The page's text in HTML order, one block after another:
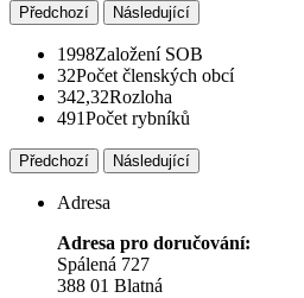
Předchozí Následující
1998Založení SOB
32Počet členských obcí
342,32Rozloha
491Počet rybníků
Předchozí Následující
Adresa
Adresa pro doručování:
Spálená 727
388 01 Blatná